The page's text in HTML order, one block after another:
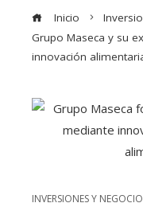
Inicio
Grupo Maseca y su
innovación
INVERSIONES Y